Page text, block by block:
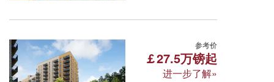
伦敦·海斯湾景苑 Hayes
Nestles
参考价
￡27.5万镑起
进一步了解»